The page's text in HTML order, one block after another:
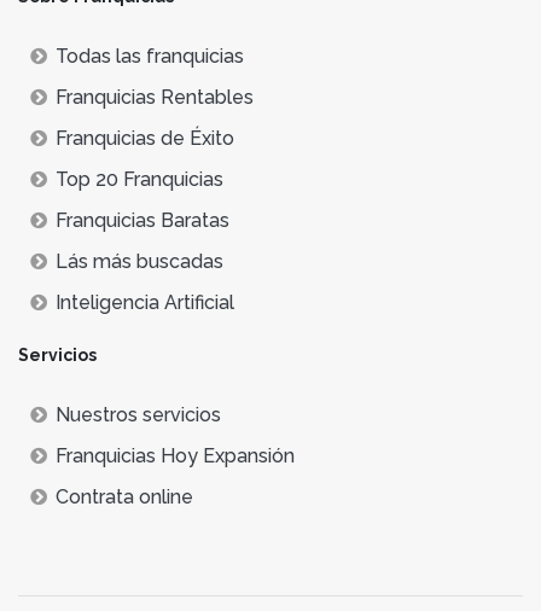
Todas las franquicias
Franquicias Rentables
Franquicias de Éxito
Top 20 Franquicias
Franquicias Baratas
Lás más buscadas
Inteligencia Artificial
Servicios
Nuestros servicios
Franquicias Hoy Expansión
Contrata online